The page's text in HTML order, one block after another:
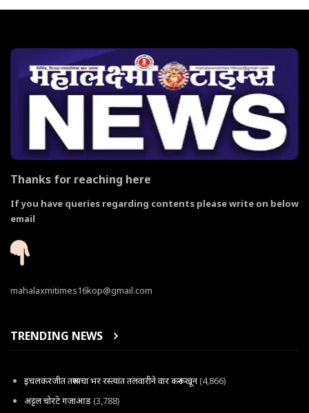
Thanks for reaching here
If you have queries regarding contents please write on below
email
mahalaxmitimes16kop@gmail.com
TRENDING NEWS
इचलकरंजीत तरूणाचा भर रस्त्यात तलवारीने वार करून खून(4,866)
अट्टल चोरटे गजाआड(3,788)